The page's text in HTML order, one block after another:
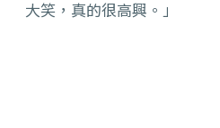
大笑，真的很高興。」